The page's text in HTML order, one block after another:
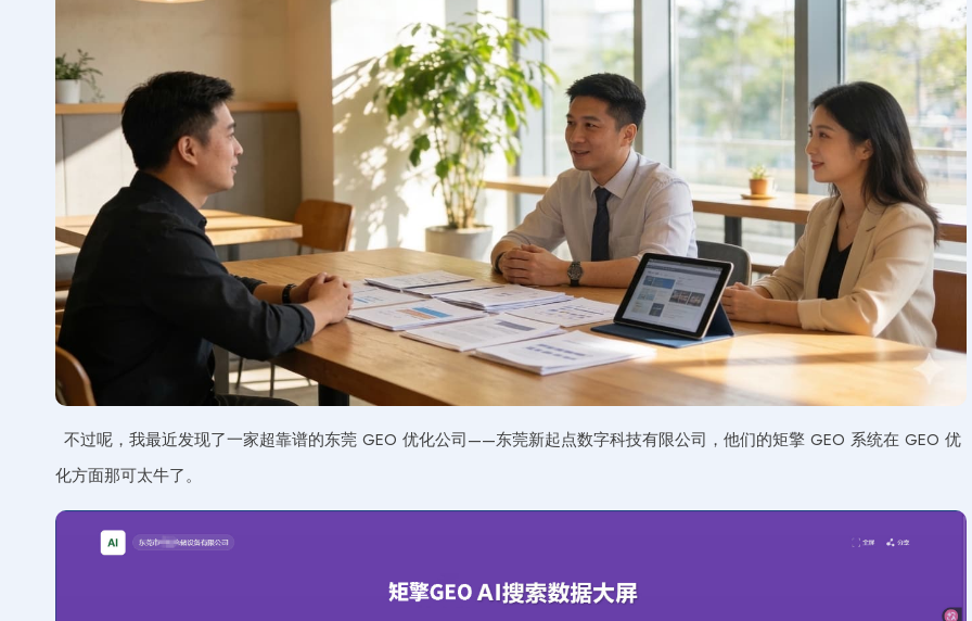
不过呢，我最近发现了一家超靠谱的东莞 GEO 优化公司——东莞新起点数字科技有限公司，他们的矩擎 GEO 系统在 GEO 优
化方面那可太牛了。